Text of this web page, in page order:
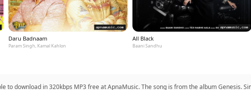
Daru Badnaam
Param Singh, Kamal Kahlon
All Black
Baani Sandhu
to download in 320kbps MP3 free at ApnaMusic. The song is from the album Genesis.